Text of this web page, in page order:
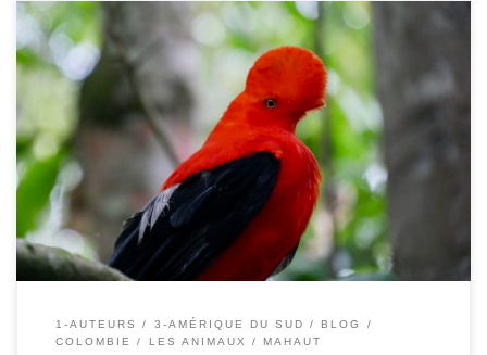
Le 19/07/2019 – Mahaut. En Colombie, j’ai vu beaucoup
d’oiseaux, certains étaient vraiment très beaux et de toutes les
couleurs. Celui-ci se posait dans un arbre juste devant le balcon de
l’hôtel à Salento. Dans le jardin d’une dame à Jardin, on a vu 3
chouettes, un pic-vert, des […]
1-AUTEURS 3-AMÉRIQUE DU SUD
BLOG
COLOMBIE
LES ANIMAUX MAHAUT